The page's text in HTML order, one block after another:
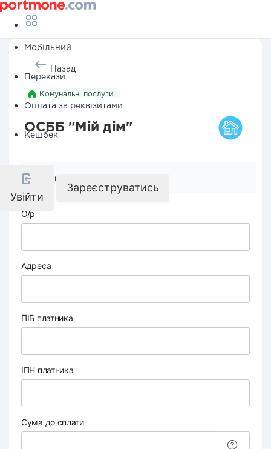
Мобільний
Перекази
Оплата за реквізитами
Кешбек
Увійти
Зареєструватись
Назад
Комунальні послуги
ОСББ "Мій дім"
Реквізити компанії
О/р
Адреса
ПІБ платника
ІПН платника
Сума до сплати